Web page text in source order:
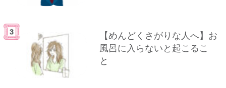
【めんどくさがりな人へ】お
風呂に入らないと起こるこ
と